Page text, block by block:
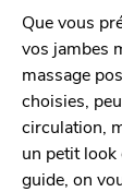
Que vous
vos jambes
massage
choisies,
circulation,
un petit look
guide, on